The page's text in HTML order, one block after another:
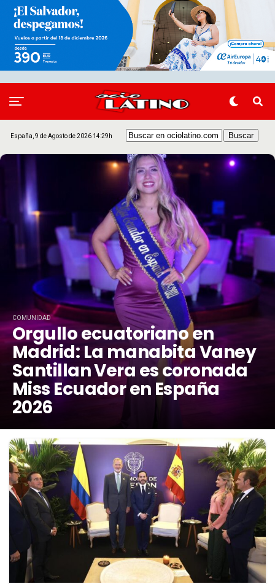
España, 9 de Agosto de 2026 14:29h
COMUNIDAD
Orgullo ecuatoriano en
Madrid: La manabita Vaney
Santillan Vera es coronada
Miss Ecuador en España
2026